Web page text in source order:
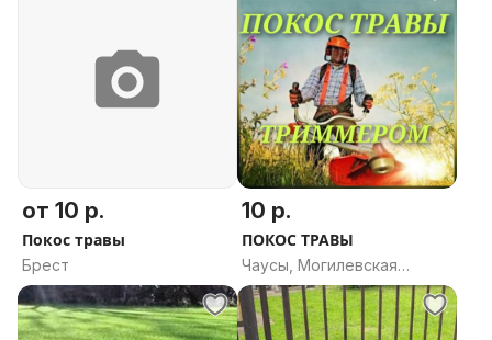
от 10 р.
Покос травы
Брест
10 р.
ПОКОС ТРАВЫ
Чаусы, Могилевская
область